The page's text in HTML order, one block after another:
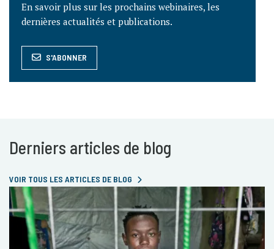
En savoir plus sur les prochains webinaires, les
dernières actualités et publications.
S'ABONNER
Derniers articles de blog
VOIR TOUS LES ARTICLES DE BLOG